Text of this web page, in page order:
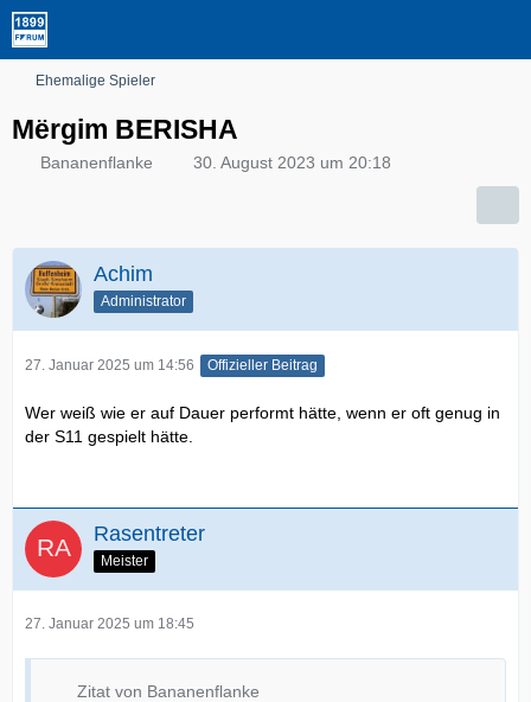
Ehemalige Spieler
Mërgim BERISHA
Bananenflanke 30. August 2023 um 20:18
Achim
Administrator
27. Januar 2025 um 14:56 Offizieller Beitrag
Wer weiß wie er auf Dauer performt hätte, wenn er oft genug in
der S11 gespielt hätte.
Rasentreter
Meister
27. Januar 2025 um 18:45
Zitat von Bananenflanke